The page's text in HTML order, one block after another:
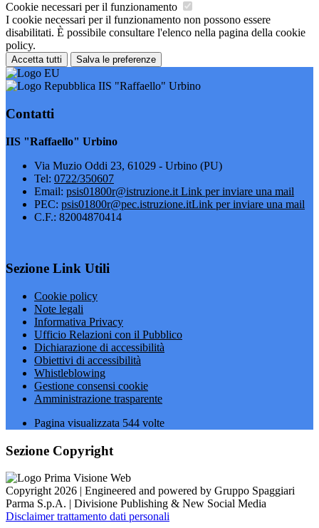
Cookie necessari per il funzionamento
I cookie necessari per il funzionamento non possono essere
disabilitati. È possibile consultare l'elenco nella pagina della cookie
policy.
Accetta tutti Salva le preferenze
IIS "Raffaello" Urbino
Contatti
IIS "Raffaello" Urbino
Via Muzio Oddi 23, 61029 - Urbino (PU)
Tel: 0722/350607
Email: psis01800r@istruzione.it Link per inviare una mail
PEC: psis01800r@pec.istruzione.itLink per inviare una mail
C.F.: 82004870414
Sezione Link Utili
Cookie policy
Note legali
Informativa Privacy
Ufficio Relazioni con il Pubblico
Dichiarazione di accessibilità
Obiettivi di accessibilità
Whistleblowing
Gestione consensi cookie
Amministrazione trasparente
Pagina visualizzata 544 volte
Sezione Copyright
Copyright 2026 | Engineered and powered by Gruppo Spaggiari
Parma S.p.A. | Divisione Publishing & New Social Media
Disclaimer trattamento dati personali